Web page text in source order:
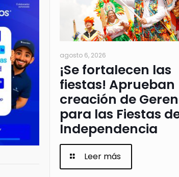
agosto 6, 2026
¡Se fortalecen las
fiestas! Aprueban
creación de
para las Fiestas
Independencia
Leer más